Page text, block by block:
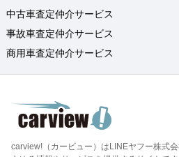
中古車査定仲介サービス
事故車査定仲介サービス
商用車査定仲介サービス
carview!（カービュー）はLINEヤフー株式